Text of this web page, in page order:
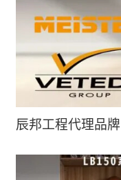
辰邦工程代理品牌